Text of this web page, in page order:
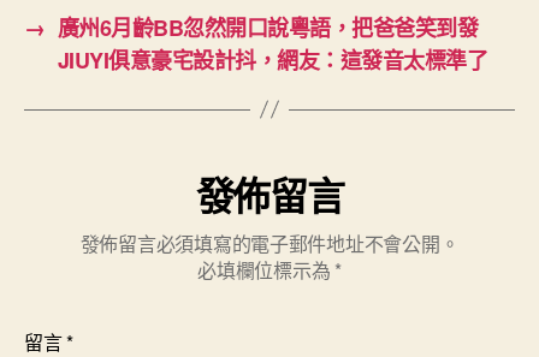
→ 廣州6月齡BB忽然開口說粵語，把爸爸笑到發
JIUYI俱意豪宅設計抖，網友：這發音太標準了
發佈留言
發佈留言必須填寫的電子郵件地址不會公開。
必填欄位標示為 *
留言*